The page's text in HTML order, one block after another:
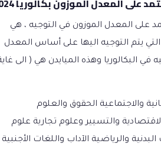
على المعدل الموزون بكالوريا 2024
على المعدل الموزون في التوجيه ، هي
يتم التوجيه اليها على أساس المعدل
في البكالوريا وهذه الميايدن هي ( الى
والاجتماعية الحقوق والعلوم
والتسيير وعلوم تجارية علوم
والرياضية الآداب واللغات الأجنبية